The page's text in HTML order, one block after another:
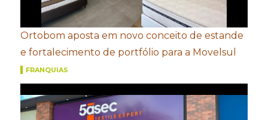
Ortobom aposta em novo conceito de estande
e fortalecimento de portfólio para a Movelsul
FRANQUIAS